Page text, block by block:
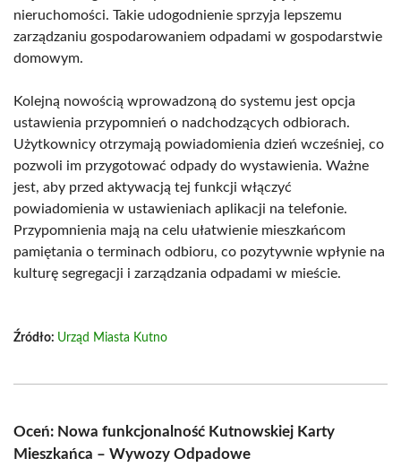
nieruchomości. Takie udogodnienie sprzyja lepszemu
zarządzaniu gospodarowaniem odpadami w gospodarstwie
domowym.
Kolejną nowością wprowadzoną do systemu jest opcja
ustawienia przypomnień o nadchodzących odbiorach.
Użytkownicy otrzymają powiadomienia dzień wcześniej, co
pozwoli im przygotować odpady do wystawienia. Ważne
jest, aby przed aktywacją tej funkcji włączyć
powiadomienia w ustawieniach aplikacji na telefonie.
Przypomnienia mają na celu ułatwienie mieszkańcom
pamiętania o terminach odbioru, co pozytywnie wpłynie na
kulturę segregacji i zarządzania odpadami w mieście.
Źródło: Urząd Miasta Kutno
Oceń: Nowa funkcjonalność Kutnowskiej Karty
Mieszkańca – Wywozy Odpadowe